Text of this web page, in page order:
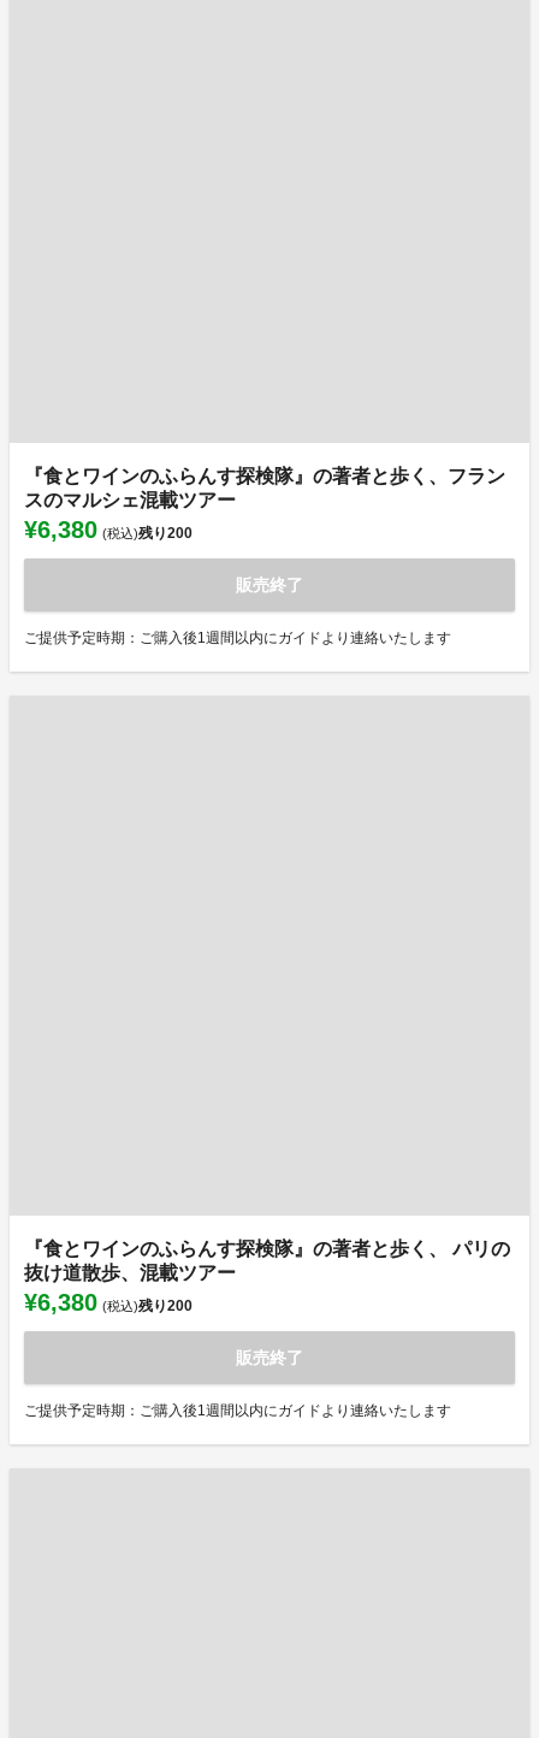
『食とワインのふらんす探検隊』の著者と歩く、フラン
スのマルシェ混載ツアー
¥6,380 (税込)残り200
販売終了
ご提供予定時期：ご購入後1週間以内にガイドより連絡いたします
『食とワインのふらんす探検隊』の著者と歩く、 パリの
抜け道散歩、混載ツアー
¥6,380 (税込)残り200
販売終了
ご提供予定時期：ご購入後1週間以内にガイドより連絡いたします